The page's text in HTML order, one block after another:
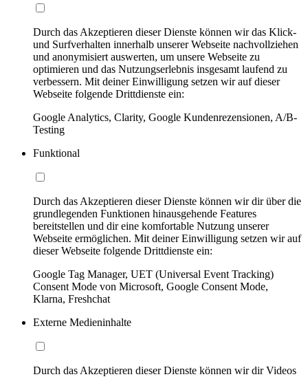
Durch das Akzeptieren dieser Dienste können wir das Klick-
und Surfverhalten innerhalb unserer Webseite nachvollziehen
und anonymisiert auswerten, um unsere Webseite zu
optimieren und das Nutzungserlebnis insgesamt laufend zu
verbessern. Mit deiner Einwilligung setzen wir auf dieser
Webseite folgende Drittdienste ein:
Google Analytics, Clarity, Google Kundenrezensionen, A/B-
Testing
Funktional
Durch das Akzeptieren dieser Dienste können wir dir über die
grundlegenden Funktionen hinausgehende Features
bereitstellen und dir eine komfortable Nutzung unserer
Webseite ermöglichen. Mit deiner Einwilligung setzen wir auf
dieser Webseite folgende Drittdienste ein:
Google Tag Manager, UET (Universal Event Tracking)
Consent Mode von Microsoft, Google Consent Mode,
Klarna, Freshchat
Externe Medieninhalte
Durch das Akzeptieren dieser Dienste können wir dir Videos